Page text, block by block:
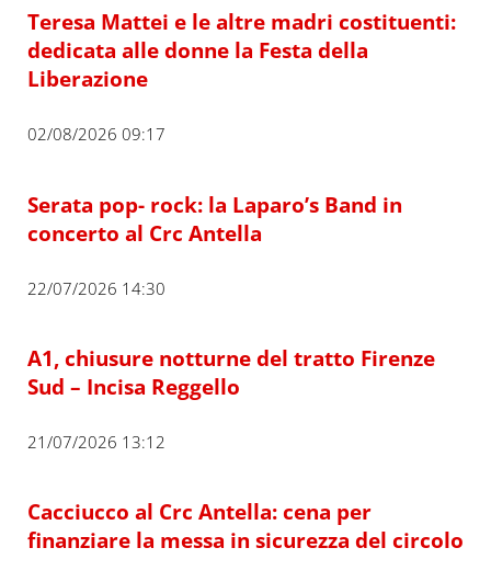
Teresa Mattei e le altre madri costituenti:
dedicata alle donne la Festa della
Liberazione
02/08/2026 09:17
Serata pop- rock: la Laparo’s Band in
concerto al Crc Antella
22/07/2026 14:30
A1, chiusure notturne del tratto Firenze
Sud – Incisa Reggello
21/07/2026 13:12
Cacciucco al Crc Antella: cena per
finanziare la messa in sicurezza del circolo